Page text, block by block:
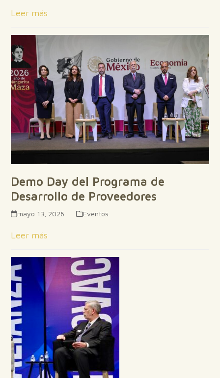
Leer más
Demo Day del Programa de
Desarrollo de Proveedores
mayo 13, 2026 Eventos
Leer más